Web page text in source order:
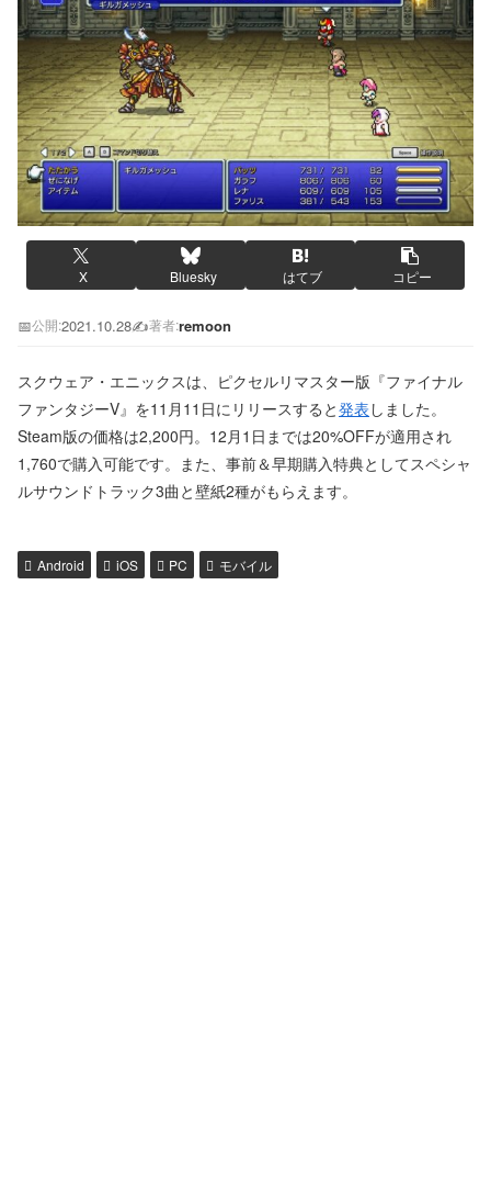
X Bluesky はてブ コピー
📅公開:2021.10.28✍️著者:remoon
スクウェア・エニックスは、ピクセルリマスター版『ファイナル
ファンタジーV』を11月11日にリリースすると発表 しました。
Steam版の価格は2,200円。12月1日までは20%OFFが適用され
1,760で購入可能です。また、事前＆早期購入特典としてスペシャ
ルサウンドトラック3曲と壁紙2種がもらえます。
Android iOS PC モバイル